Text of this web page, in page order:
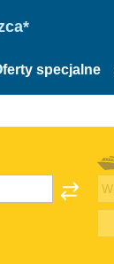
specjalne